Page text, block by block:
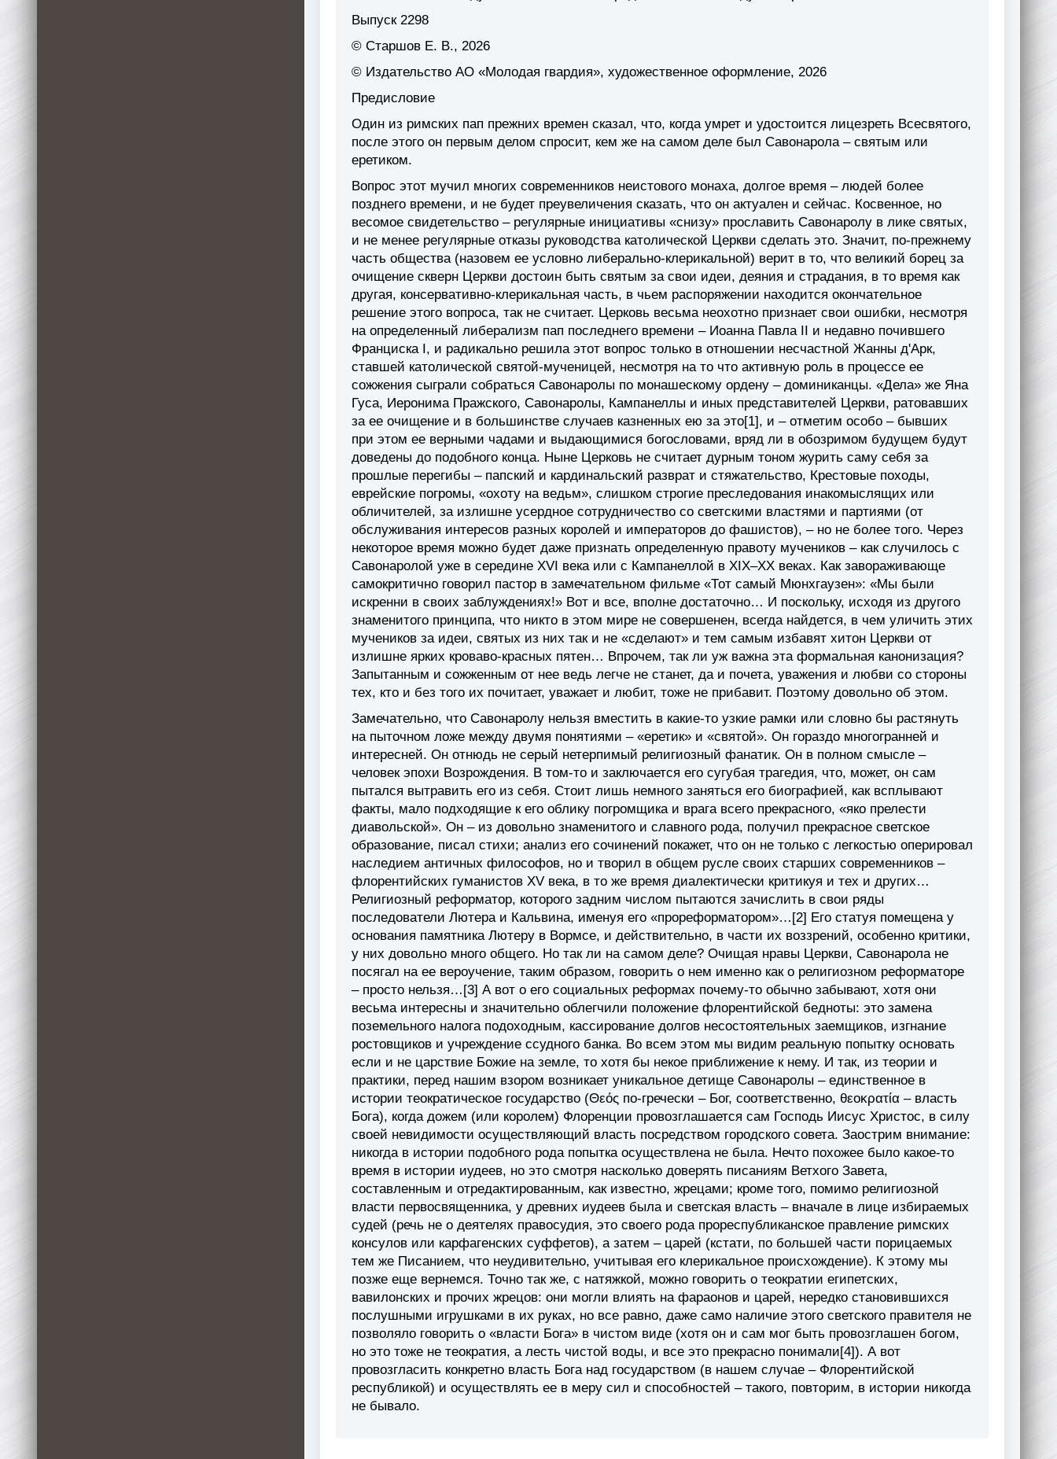
Выпуск 2298
© Старшов Е. В., 2026
© Издательство АО «Молодая гвардия», художественное оформление, 2026
Предисловие
Один из римских пап прежних времен сказал, что, когда умрет и удостоится лицезреть Всесвятого,
после этого он первым делом спросит, кем же на самом деле был Савонарола – святым или
еретиком.
Вопрос этот мучил многих современников неистового монаха, долгое время – людей более
позднего времени, и не будет преувеличения сказать, что он актуален и сейчас. Косвенное, но
весомое свидетельство – регулярные инициативы «снизу» прославить Савонаролу в лике святых,
и не менее регулярные отказы руководства католической Церкви сделать это. Значит, по-прежнему
часть общества (назовем ее условно либерально-клерикальной) верит в то, что великий борец за
очищение скверн Церкви достоин быть святым за свои идеи, деяния и страдания, в то время как
другая, консервативно-клерикальная часть, в чьем распоряжении находится окончательное
решение этого вопроса, так не считает. Церковь весьма неохотно признает свои ошибки, несмотря
на определенный либерализм пап последнего времени – Иоанна Павла II и недавно почившего
Франциска I, и радикально решила этот вопрос только в отношении несчастной Жанны д'Арк,
ставшей католической святой-мученицей, несмотря на то что активную роль в процессе ее
сожжения сыграли собраться Савонаролы по монашескому ордену – доминиканцы. «Дела» же Яна
Гуса, Иеронима Пражского, Савонаролы, Кампанеллы и иных представителей Церкви, ратовавших
за ее очищение и в большинстве случаев казненных ею за это[1], и – отметим особо – бывших
при этом ее верными чадами и выдающимися богословами, вряд ли в обозримом будущем будут
доведены до подобного конца. Ныне Церковь не считает дурным тоном журить саму себя за
прошлые перегибы – папский и кардинальский разврат и стяжательство, Крестовые походы,
еврейские погромы, «охоту на ведьм», слишком строгие преследования инакомыслящих или
обличителей, за излишне усердное сотрудничество со светскими властями и партиями (от
обслуживания интересов разных королей и императоров до фашистов), – но не более того. Через
некоторое время можно будет даже признать определенную правоту мучеников – как случилось с
Савонаролой уже в середине XVI века или с Кампанеллой в XIX–XX веках. Как завораживающе
самокритично говорил пастор в замечательном фильме «Тот самый Мюнхгаузен»: «Мы были
искренни в своих заблуждениях!» Вот и все, вполне достаточно… И поскольку, исходя из другого
знаменитого принципа, что никто в этом мире не совершенен, всегда найдется, в чем уличить этих
мучеников за идеи, святых из них так и не «сделают» и тем самым избавят хитон Церкви от
излишне ярких кроваво-красных пятен… Впрочем, так ли уж важна эта формальная канонизация?
Запытанным и сожженным от нее ведь легче не станет, да и почета, уважения и любви со стороны
тех, кто и без того их почитает, уважает и любит, тоже не прибавит. Поэтому довольно об этом.
Замечательно, что Савонаролу нельзя вместить в какие-то узкие рамки или словно бы растянуть
на пыточном ложе между двумя понятиями – «еретик» и «святой». Он гораздо многогранней и
интересней. Он отнюдь не серый нетерпимый религиозный фанатик. Он в полном смысле –
человек эпохи Возрождения. В том-то и заключается его сугубая трагедия, что, может, он сам
пытался вытравить его из себя. Стоит лишь немного заняться его биографией, как всплывают
факты, мало подходящие к его облику погромщика и врага всего прекрасного, «яко прелести
диавольской». Он – из довольно знаменитого и славного рода, получил прекрасное светское
образование, писал стихи; анализ его сочинений покажет, что он не только с легкостью оперировал
наследием античных философов, но и творил в общем русле своих старших современников –
флорентийских гуманистов XV века, в то же время диалектически критикуя и тех и других…
Религиозный реформатор, которого задним числом пытаются зачислить в свои ряды
последователи Лютера и Кальвина, именуя его «прореформатором»…[2] Его статуя помещена у
основания памятника Лютеру в Вормсе, и действительно, в части их воззрений, особенно критики,
у них довольно много общего. Но так ли на самом деле? Очищая нравы Церкви, Савонарола не
посягал на ее вероучение, таким образом, говорить о нем именно как о религиозном реформаторе
– просто нельзя…[3] А вот о его социальных реформах почему-то обычно забывают, хотя они
весьма интересны и значительно облегчили положение флорентийской бедноты: это замена
поземельного налога подоходным, кассирование долгов несостоятельных заемщиков, изгнание
ростовщиков и учреждение ссудного банка. Во всем этом мы видим реальную попытку основать
если и не царствие Божие на земле, то хотя бы некое приближение к нему. И так, из теории и
практики, перед нашим взором возникает уникальное детище Савонаролы – единственное в
истории теократическое государство (Θεός по-гречески – Бог, соответственно, θεοκρατία – власть
Бога), когда дожем (или королем) Флоренции провозглашается сам Господь Иисус Христос, в силу
своей невидимости осуществляющий власть посредством городского совета. Заострим внимание:
никогда в истории подобного рода попытка осуществлена не была. Нечто похожее было какое-то
время в истории иудеев, но это смотря насколько доверять писаниям Ветхого Завета,
составленным и отредактированным, как известно, жрецами; кроме того, помимо религиозной
власти первосвященника, у древних иудеев была и светская власть – вначале в лице избираемых
судей (речь не о деятелях правосудия, это своего рода прореспубликанское правление римских
консулов или карфагенских суффетов), а затем – царей (кстати, по большей части порицаемых
тем же Писанием, что неудивительно, учитывая его клерикальное происхождение). К этому мы
позже еще вернемся. Точно так же, с натяжкой, можно говорить о теократии египетских,
вавилонских и прочих жрецов: они могли влиять на фараонов и царей, нередко становившихся
послушными игрушками в их руках, но все равно, даже само наличие этого светского правителя не
позволяло говорить о «власти Бога» в чистом виде (хотя он и сам мог быть провозглашен богом,
но это тоже не теократия, а лесть чистой воды, и все это прекрасно понимали[4]). А вот
провозгласить конкретно власть Бога над государством (в нашем случае – Флорентийской
республикой) и осуществлять ее в меру сил и способностей – такого, повторим, в истории никогда
не бывало.